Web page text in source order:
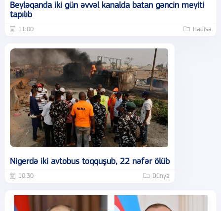
Beyləqanda iki gün əvvəl kanalda batan gəncin meyiti
tapılıb
11:00 Hadisə
Nigerdə iki avtobus toqquşub, 22 nəfər ölüb
10:30 Dünya